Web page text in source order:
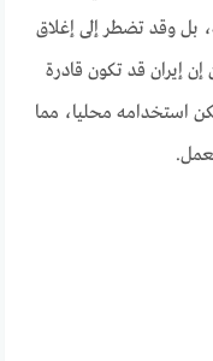
بل وقد تضطر إلى إغلاق
إيران قد تكون قادرة
استخدامه محليا، مما